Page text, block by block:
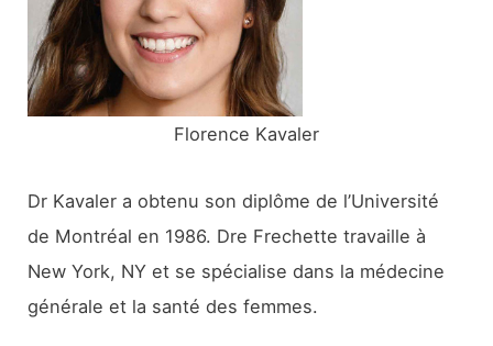
:
Florence Kavaler
Dr Kavaler a obtenu son diplôme de l’Université
de Montréal en 1986. Dre Frechette travaille à
New York, NY et se spécialise dans la médecine
générale et la santé des femmes.